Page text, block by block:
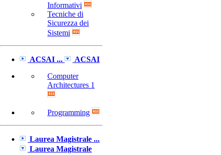
Informativi
Tecniche di
Sicurezza dei
Sistemi
ACSAI ...
ACSAI
Computer
Architectures 1
Programming
Laurea Magistrale ...
Laurea Magistrale